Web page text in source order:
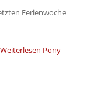
Ferienwoche
Weiterlesen Pony